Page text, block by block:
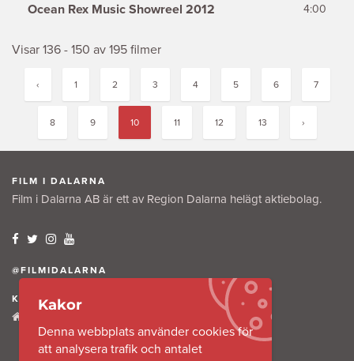
Ocean Rex Music Showreel 2012 4:00
Visar 136 - 150 av 195 filmer
‹ 1 2 3 4 5 6 7
8 9 10 11 12 13 ›
FILM I DALARNA
Film i Dalarna AB är ett av Region Dalarna helägt aktiebolag.
@FILMIDALARNA
KONTAKTA OSS
791 31 Falun
Kakor
Denna webbplats använder cookies för
att analysera trafik och antalet